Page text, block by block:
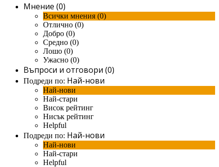
Мнение (0)
Всички мнения (0)
Отлично (0)
Добро (0)
Средно (0)
Лошо (0)
Ужасно (0)
Въпроси и отговори (0)
Подреди по: Най-нови
Най-нови
Най-стари
Висок рейтинг
Нисък рейтинг
Helpful
Подреди по: Най-нови
Най-нови
Най-стари
Helpful